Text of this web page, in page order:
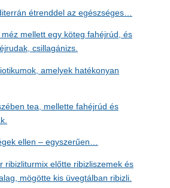
étrenddel az egészséges…
amelyek hatékonyan
ellen – egyszerűen…